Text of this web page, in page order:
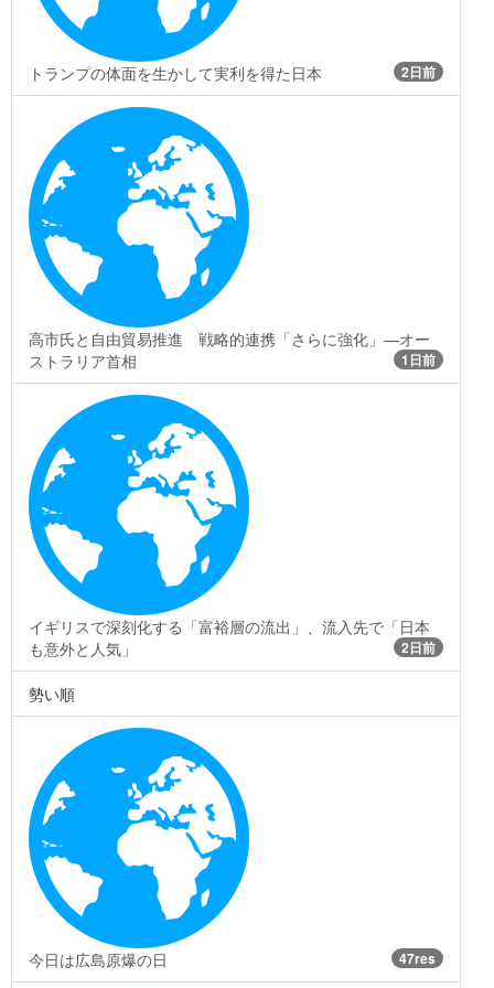
トランプの体面を生かして実利を得た日本 2日前
高市氏と自由貿易推進 戦略的連携「さらに強化」―オー
ストラリア首相
1日前
イギリスで深刻化する「富裕層の流出」、流入先で「日本
も意外と人気」
2日前
勢い順
今日は広島原爆の日 47res